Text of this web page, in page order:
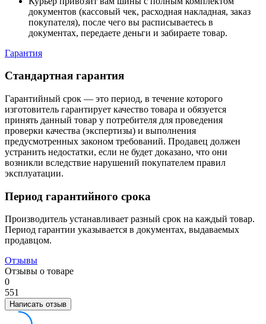
документов (кассовый чек, расходная накладная, заказ
покупателя), после чего вы расписываетесь в
документах, передаете деньги и забираете товар.
Гарантия
Стандартная гарантия
Гарантийный срок — это период, в течение которого
изготовитель гарантирует качество товара и обязуется
принять данный товар у потребителя для проведения
проверки качества (экспертизы) и выполнения
предусмотренных законом требований. Продавец должен
устранить недостатки, если не будет доказано, что они
возникли вследствие нарушений покупателем правил
эксплуатации.
Период гарантийного срока
Производитель устанавливает разный срок на каждый товар.
Период гарантии указывается в документах, выдаваемых
продавцом.
Отзывы
Отзывы о товаре
0
551
Написать отзыв